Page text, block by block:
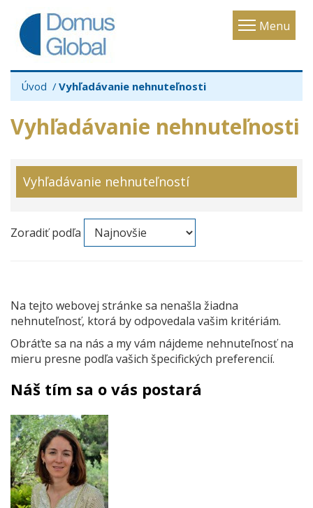
Menu
Toggle
Úvod Vyhľadávanie nehnuteľnosti
Vyhľadávanie nehnuteľnosti
Vyhľadávanie nehnuteľností
Zoradiť podľa
Na tejto webovej stránke sa nenašla žiadna
nehnuteľnosť, ktorá by odpovedala vašim kritériám.
Obráťte sa na nás a my vám nájdeme nehnuteľnosť na
mieru presne podľa vašich špecifických preferencií.
Náš tím sa o vás postará